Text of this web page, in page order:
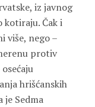
iz javnog
kotiraju. Čak i
više, nego –
protiv
hrišćanskih
je Sedma